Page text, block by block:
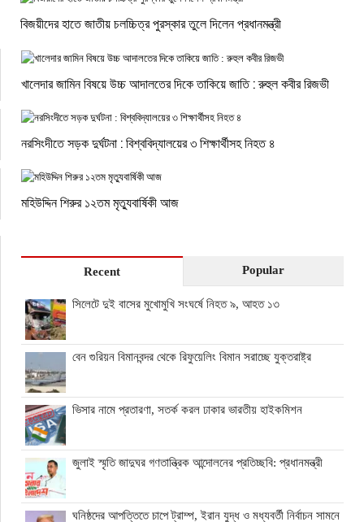
বিজয়ীদের হাতে জাতীয় চলচ্চিত্র পুরস্কার তুলে দিলেন প্রধানমন্ত্রী
খালেদার জামিন বিষয়ে উচ্চ আদালতের দিকে তাকিয়ে জাতি : রুহুল কবীর রিজভী
নরসিংদীতে সড়ক দুর্ঘটনা : বিশ্ববিদ্যালয়ের ৩ শিক্ষার্থীসহ নিহত ৪
মহিউদ্দিন শিরুর ১২তম মৃত্যুবার্ষিকী আজ
Recent Popular
সিলেটে দুই বাসের মুখোমুখি সংঘর্ষে নিহত ৯, আহত ১৩
বেন গুরিয়ন বিমানবন্দর থেকে রিফুয়েলিং বিমান সরাচ্ছে যুক্তরাষ্ট্র
ভিসার নামে প্রতারণা, সতর্ক করল ঢাকার ভারতীয় হাইকমিশন
জুলাই স্মৃতি জাদুঘর গণতান্ত্রিক আন্দোলনের প্রতিচ্ছবি: প্রধানমন্ত্রী
ঘনিষ্ঠদের আপত্তিতে চাপে ট্রাম্প, ইরান যুদ্ধ ও মধ্যবর্তী নির্বাচন সামনে